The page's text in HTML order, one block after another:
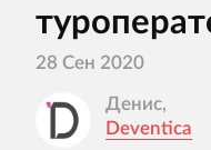
28 Сен 2020
Денис,
Deventica